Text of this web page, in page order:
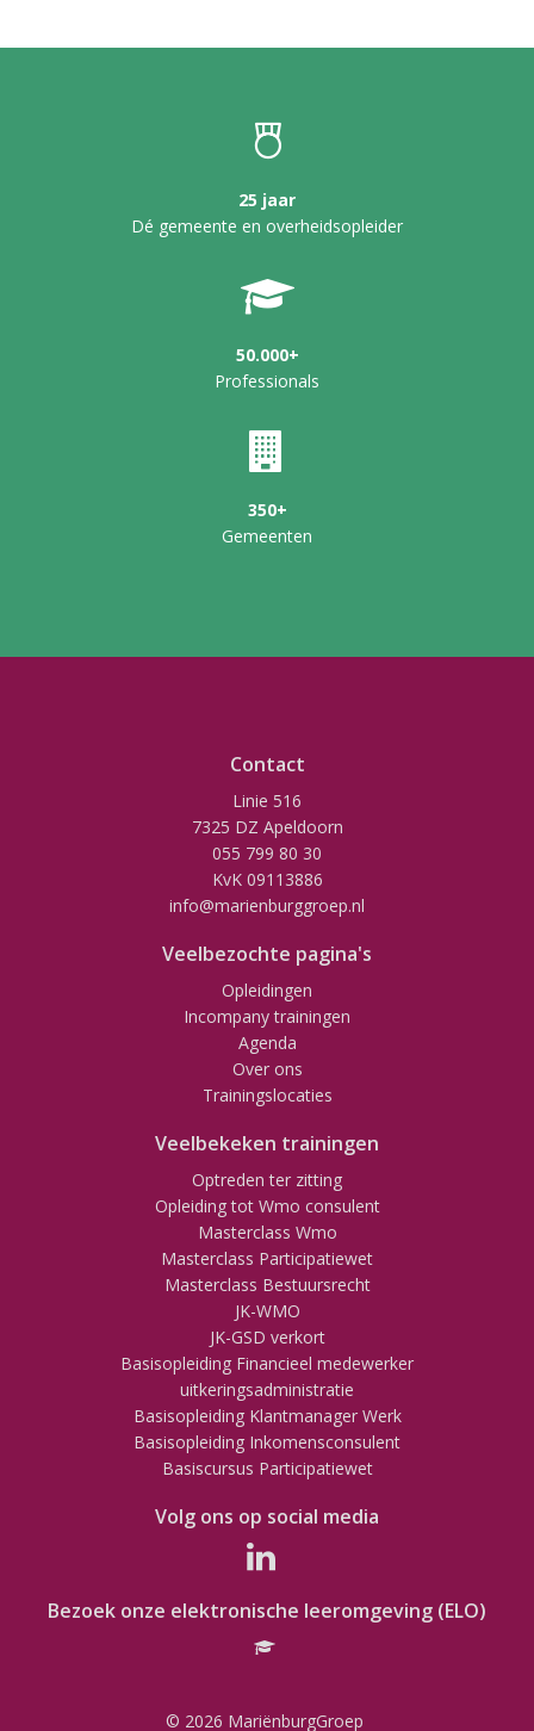
25 jaar
Dé gemeente en overheidsopleider
50.000+
Professionals
350+
Gemeenten
Contact
Linie 516
7325 DZ Apeldoorn
055 799 80 30
KvK 09113886
info@marienburggroep.nl
Veelbezochte pagina's
Opleidingen
Incompany trainingen
Agenda
Over ons
Trainingslocaties
Veelbekeken trainingen
Optreden ter zitting
Opleiding tot Wmo consulent
Masterclass Wmo
Masterclass Participatiewet
Masterclass Bestuursrecht
JK-WMO
JK-GSD verkort
Basisopleiding Financieel medewerker
uitkeringsadministratie
Basisopleiding Klantmanager Werk
Basisopleiding Inkomensconsulent
Basiscursus Participatiewet
Volg ons op social media
Bezoek onze elektronische leeromgeving (ELO)
© 2026 MariënburgGroep